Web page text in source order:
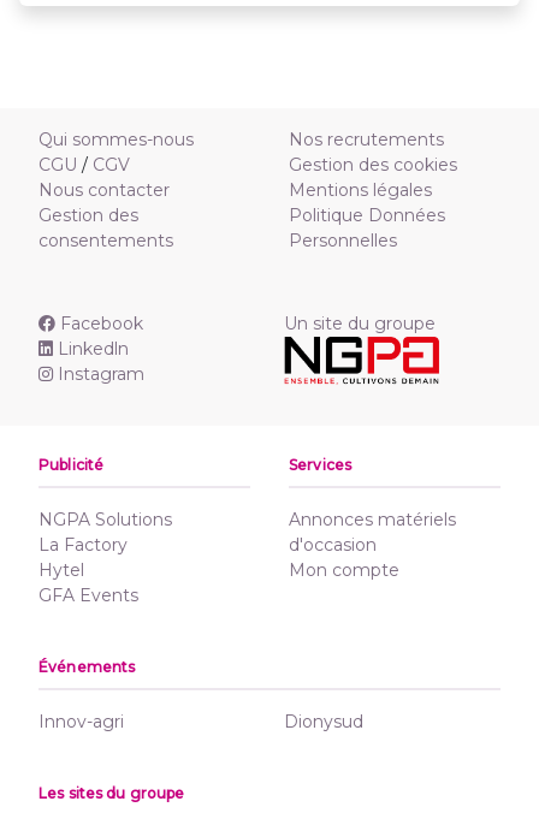
Qui sommes-nous
CGU / CGV
Nous contacter
Gestion des
consentements
Nos recrutements
Gestion des cookies
Mentions légales
Politique Données
Personnelles
Facebook
Linkedln
Instagram
Un site du groupe
Publicité
NGPA Solutions
La Factory
Hytel
GFA Events
Services
Annonces matériels
d'occasion
Mon compte
Événements
Innov-agri Dionysud
Les sites du groupe